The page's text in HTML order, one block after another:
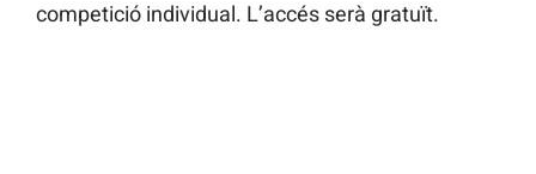
competició individual. L’accés serà gratuït.